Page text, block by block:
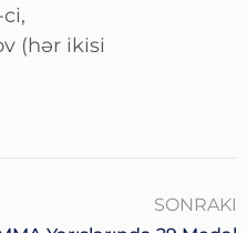
(hər ikisi
SONRAKI